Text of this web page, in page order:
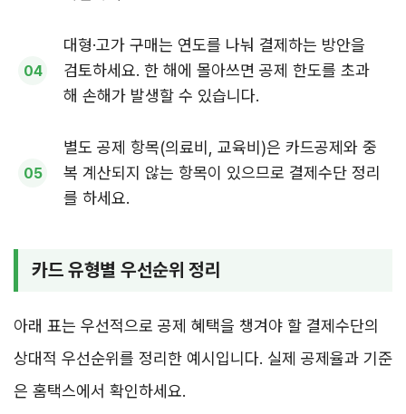
대형·고가 구매는 연도를 나눠 결제하는 방안을
검토하세요. 한 해에 몰아쓰면 공제 한도를 초과
해 손해가 발생할 수 있습니다.
별도 공제 항목(의료비, 교육비)은 카드공제와 중
복 계산되지 않는 항목이 있으므로 결제수단 정리
를 하세요.
카드 유형별 우선순위 정리
아래 표는 우선적으로 공제 혜택을 챙겨야 할 결제수단의
상대적 우선순위를 정리한 예시입니다. 실제 공제율과 기준
은 홈택스에서 확인하세요.